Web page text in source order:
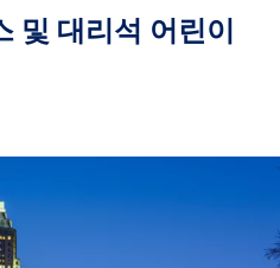
및 대리석 어린이